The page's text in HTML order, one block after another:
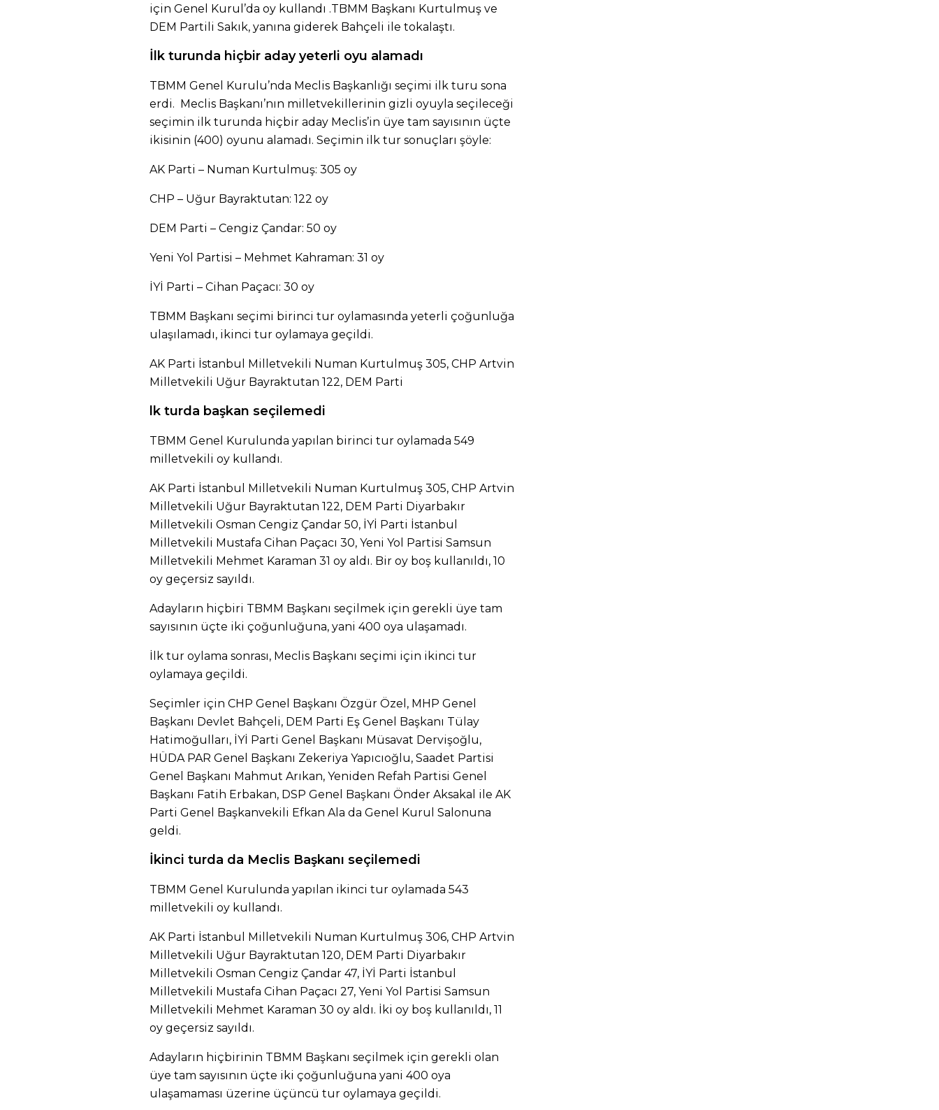
için Genel Kurul’da oy kullandı .TBMM Başkanı Kurtulmuş ve
DEM Partili Sakık, yanına giderek Bahçeli ile tokalaştı.
İlk turunda hiçbir aday yeterli oyu alamadı
TBMM Genel Kurulu’nda Meclis Başkanlığı seçimi ilk turu sona
erdi. Meclis Başkanı’nın milletvekillerinin gizli oyuyla seçileceği
seçimin ilk turunda hiçbir aday Meclis’in üye tam sayısının üçte
ikisinin (400) oyunu alamadı. Seçimin ilk tur sonuçları şöyle:
AK Parti – Numan Kurtulmuş: 305 oy
CHP – Uğur Bayraktutan: 122 oy
DEM Parti – Cengiz Çandar: 50 oy
Yeni Yol Partisi – Mehmet Kahraman: 31 oy
İYİ Parti – Cihan Paçacı: 30 oy
TBMM Başkanı seçimi birinci tur oylamasında yeterli çoğunluğa
ulaşılamadı, ikinci tur oylamaya geçildi.
AK Parti İstanbul Milletvekili Numan Kurtulmuş 305, CHP Artvin
Milletvekili Uğur Bayraktutan 122, DEM Parti
lk turda başkan seçilemedi
TBMM Genel Kurulunda yapılan birinci tur oylamada 549
milletvekili oy kullandı.
AK Parti İstanbul Milletvekili Numan Kurtulmuş 305, CHP Artvin
Milletvekili Uğur Bayraktutan 122, DEM Parti Diyarbakır
Milletvekili Osman Cengiz Çandar 50, İYİ Parti İstanbul
Milletvekili Mustafa Cihan Paçacı 30, Yeni Yol Partisi Samsun
Milletvekili Mehmet Karaman 31 oy aldı. Bir oy boş kullanıldı, 10
oy geçersiz sayıldı.
Adayların hiçbiri TBMM Başkanı seçilmek için gerekli üye tam
sayısının üçte iki çoğunluğuna, yani 400 oya ulaşamadı.
İlk tur oylama sonrası, Meclis Başkanı seçimi için ikinci tur
oylamaya geçildi.
Seçimler için CHP Genel Başkanı Özgür Özel, MHP Genel
Başkanı Devlet Bahçeli, DEM Parti Eş Genel Başkanı Tülay
Hatimoğulları, İYİ Parti Genel Başkanı Müsavat Dervişoğlu,
HÜDA PAR Genel Başkanı Zekeriya Yapıcıoğlu, Saadet Partisi
Genel Başkanı Mahmut Arıkan, Yeniden Refah Partisi Genel
Başkanı Fatih Erbakan, DSP Genel Başkanı Önder Aksakal ile AK
Parti Genel Başkanvekili Efkan Ala da Genel Kurul Salonuna
geldi.
İkinci turda da Meclis Başkanı seçilemedi
TBMM Genel Kurulunda yapılan ikinci tur oylamada 543
milletvekili oy kullandı.
AK Parti İstanbul Milletvekili Numan Kurtulmuş 306, CHP Artvin
Milletvekili Uğur Bayraktutan 120, DEM Parti Diyarbakır
Milletvekili Osman Cengiz Çandar 47, İYİ Parti İstanbul
Milletvekili Mustafa Cihan Paçacı 27, Yeni Yol Partisi Samsun
Milletvekili Mehmet Karaman 30 oy aldı. İki oy boş kullanıldı, 11
oy geçersiz sayıldı.
Adayların hiçbirinin TBMM Başkanı seçilmek için gerekli olan
üye tam sayısının üçte iki çoğunluğuna yani 400 oya
ulaşamaması üzerine üçüncü tur oylamaya geçildi.